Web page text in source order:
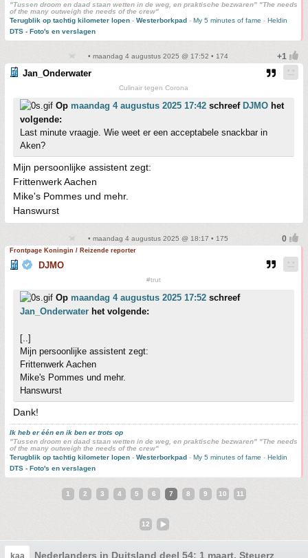
"Tussen droom en daad staan wetten in de weg, en praktische bezwaren" "The needs
of the many outweigh the needs of the crew"
Terugblik op tachtig kilometer lopen - Westerborkpad - My 5 minutes of fame - Heldin
DTS - Foto's en verslagen
• maandag 4 augustus 2025 @ 17:52 • 174
Jan_Onderwater
Culinair tegen Corona
Op maandag 4 augustus 2025 17:42 schreef DJMO het
volgende:
Last minute vraagje. Wie weet er een acceptabele snackbar in
Aken?
Mijn persoonlijke assistent zegt:
Frittenwerk Aachen
Mike's Pommes und mehr.
Hanswurst
• maandag 4 augustus 2025 @ 18:17 • 175
Frontpage Koningin / Reizende reporter
DJMO
#trut
Op maandag 4 augustus 2025 17:52 schreef
Jan_Onderwater het volgende:
[..]
Mijn persoonlijke assistent zegt:
Frittenwerk Aachen
Mike's Pommes und mehr.
Hanswurst
Dank!
Ik heb er één en ik ben er trots op
"Tussen droom en daad staan wetten in de weg, en praktische bezwaren" "The needs
of the many outweigh the needs of the crew"
Terugblik op tachtig kilometer lopen - Westerborkpad - My 5 minutes of fame - Heldin
DTS - Foto's en verslagen
1 2 3 4 5 6 7 8 9 10 11
12
kaa Nederlanders in Duitsland deel 54: 1 maart, Steuerzeit !